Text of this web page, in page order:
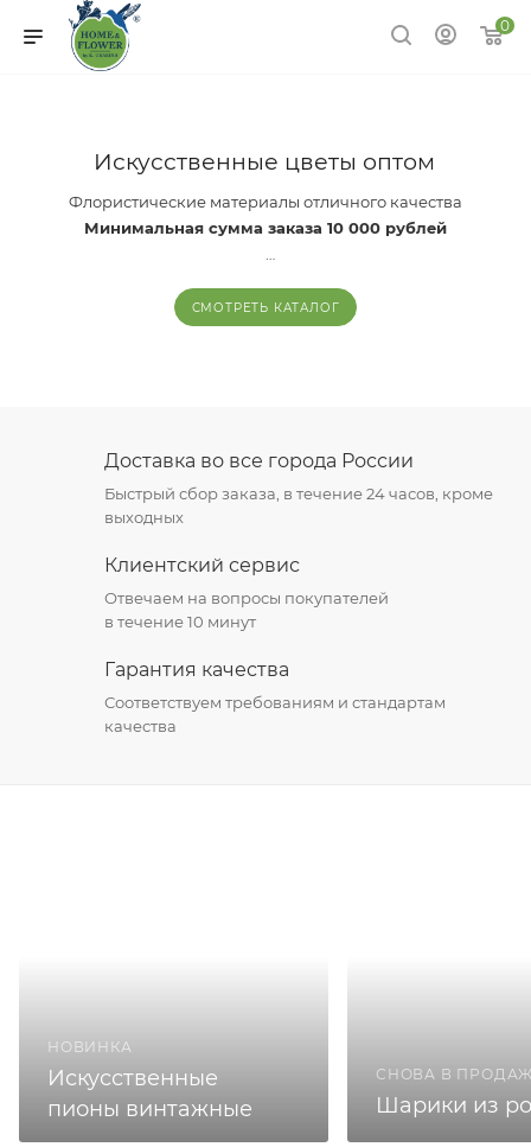
0
Искусственные цветы оптом
Флористические материалы отличного качества
Минимальная сумма заказа 10 000 рублей
Скидка 50% на доставку при заказе от
СМОТРЕТЬ КАТАЛОГ
Доставка во все города России
Быстрый сбор заказа, в течение 24 часов, кроме
выходных
Клиентский сервис
Отвечаем на вопросы покупателей
в течение 10 минут
Гарантия качества
Соответствуем требованиям и стандартам
качества
НОВИНКА
Искусственные
пионы винтажные
СНОВА В
Шарики из